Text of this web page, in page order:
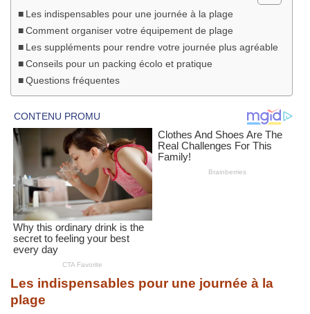
Les indispensables pour une journée à la plage
Comment organiser votre équipement de plage
Les suppléments pour rendre votre journée plus agréable
Conseils pour un packing écolo et pratique
Questions fréquentes
Les indispensables pour une journée à la
plage